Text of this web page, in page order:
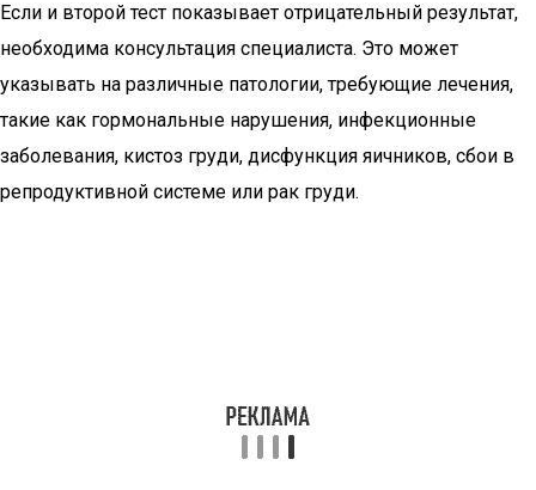
Если и второй тест показывает отрицательный результат,
необходима консультация специалиста. Это может
указывать на различные патологии, требующие лечения,
такие как гормональные нарушения, инфекционные
заболевания, кистоз груди, дисфункция яичников, сбои в
репродуктивной системе или рак груди.